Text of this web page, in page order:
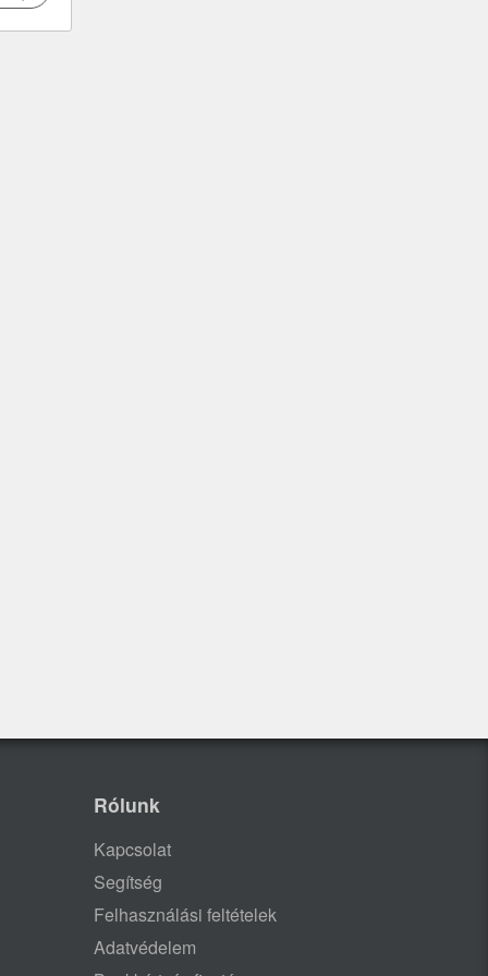
Rólunk
Kapcsolat
Segítség
Felhasználási feltételek
Adatvédelem